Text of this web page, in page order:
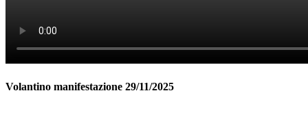
Volantino manifestazione 29/11/2025